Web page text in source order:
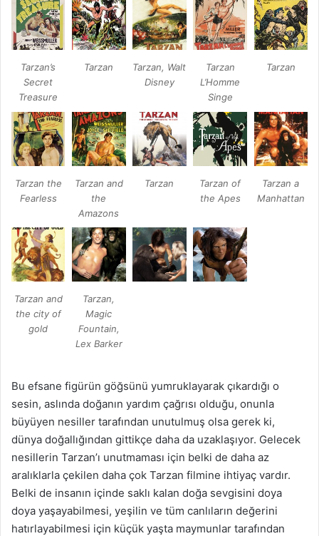
Tarzan’s
Secret
Treasure
Tarzan
Tarzan, Walt
Disney
Tarzan
L’Homme
Singe
Tarzan
Tarzan the
Fearless
Tarzan and
the
Amazons
Tarzan
Tarzan of
the Apes
Tarzan a
Manhattan
Tarzan and
the city of
gold
Tarzan,
Magic
Fountain,
Lex Barker
Bu efsane figürün göğsünü yumruklayarak çıkardığı o
sesin, aslında doğanın yardım çağrısı olduğu, onunla
büyüyen nesiller tarafından unutulmuş olsa gerek ki,
dünya doğallığından gittikçe daha da uzaklaşıyor. Gelecek
nesillerin Tarzan’ı unutmaması için belki de daha az
aralıklarla çekilen daha çok Tarzan filmine ihtiyaç vardır.
Belki de insanın içinde saklı kalan doğa sevgisini doya
doya yaşayabilmesi, yeşilin ve tüm canlıların değerini
hatırlayabilmesi için küçük yaşta maymunlar tarafından